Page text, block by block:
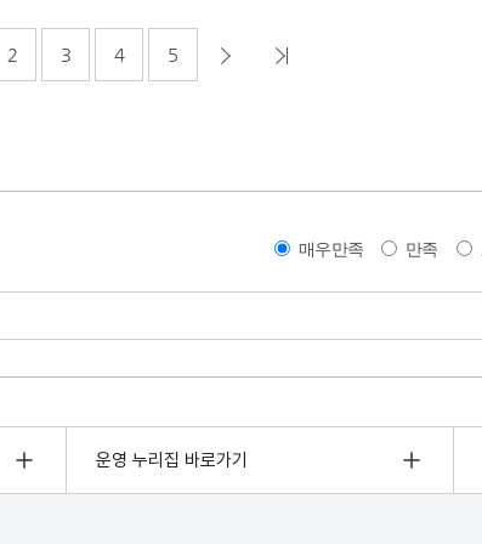
2 3 4 5
매우만족 만족
운영 누리집 바로가기